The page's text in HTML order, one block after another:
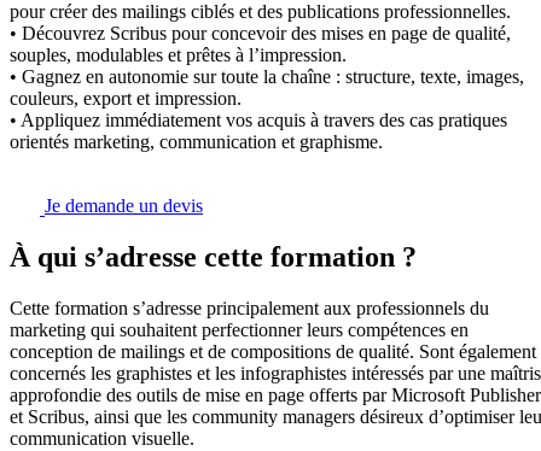
pour créer des mailings ciblés et des publications professionnelles.
• Découvrez Scribus pour concevoir des mises en page de qualité,
souples, modulables et prêtes à l’impression.
• Gagnez en autonomie sur toute la chaîne : structure, texte, images,
couleurs, export et impression.
• Appliquez immédiatement vos acquis à travers des cas pratiques
orientés marketing, communication et graphisme.
Je demande un devis
À qui s’adresse cette formation ?
Cette formation s’adresse principalement aux professionnels du
marketing qui souhaitent perfectionner leurs compétences en
conception de mailings et de compositions de qualité. Sont également
concernés les graphistes et les infographistes intéressés par une
approfondie des outils de mise en page offerts par Microsoft Publisher
et Scribus, ainsi que les community managers désireux d’optimiser
communication visuelle.